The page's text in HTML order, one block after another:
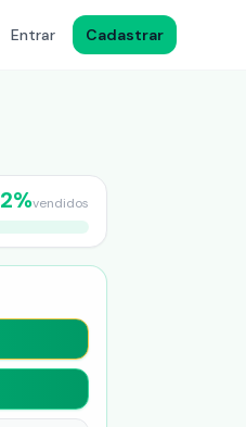
Entrar Cadastrar
2%vendidos